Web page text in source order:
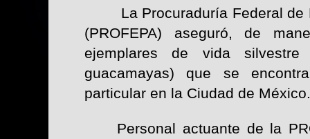
La Procuraduría Federal
(PROFEPA) aseguró, de
ejemplares de vida
guacamayas) que se
particular en la Ciudad de México.
Personal actuante de la